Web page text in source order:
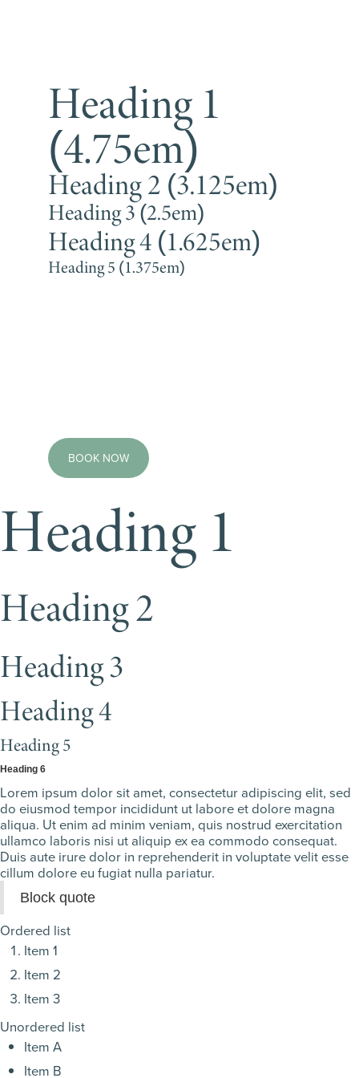
Heading 1
(4.75em)
Heading 2 (3.125em)
Heading 3 (2.5em)
Heading 4 (1.625em)
Heading 5 (1.375em)
BOOK NOW
Heading 1
Heading 2
Heading 3
Heading 4
Heading 5
Heading 6
Lorem ipsum dolor sit amet, consectetur adipiscing elit, sed
do eiusmod tempor incididunt ut labore et dolore magna
aliqua. Ut enim ad minim veniam, quis nostrud exercitation
ullamco laboris nisi ut aliquip ex ea commodo consequat.
Duis aute irure dolor in reprehenderit in voluptate velit esse
cillum dolore eu fugiat nulla pariatur.
Block quote
Ordered list
Item 1
Item 2
Item 3
Unordered list
Item A
Item B